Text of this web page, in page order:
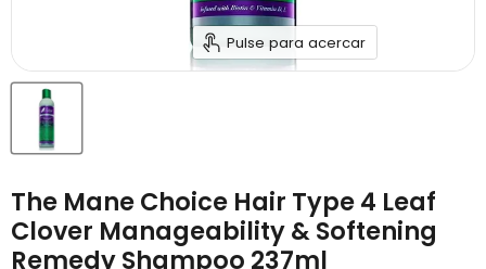
Pulse para acercar
The Mane Choice Hair Type 4 Leaf
Clover Manageability & Softening
Remedy Shampoo 237ml